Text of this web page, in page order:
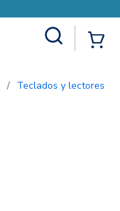
/ Teclados y lectores